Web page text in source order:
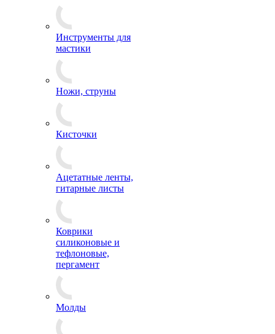
Инструменты для
мастики
Ножи, струны
Кисточки
Ацетатные ленты,
гитарные листы
Коврики
силиконовые и
тефлоновые,
пергамент
Молды